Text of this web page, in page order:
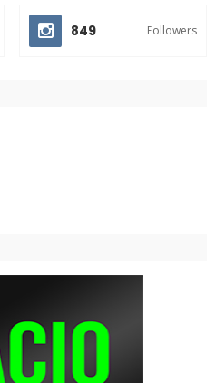
849 Followers